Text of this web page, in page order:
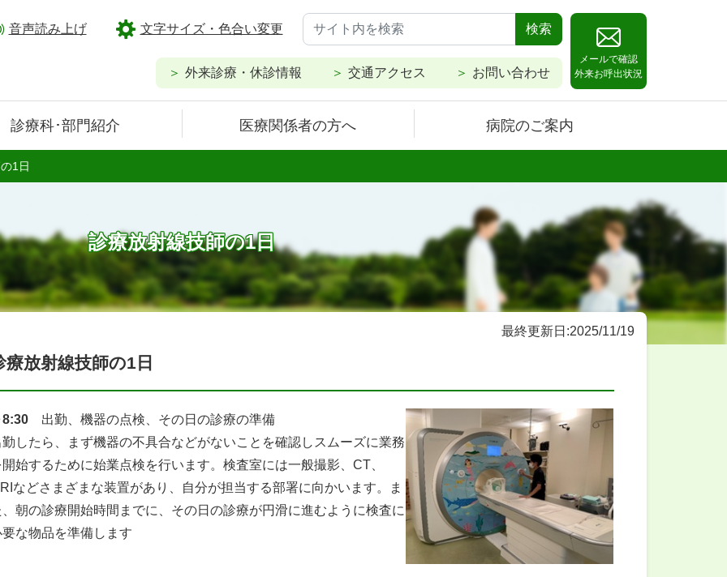
音声読み上げ 文字サイズ・色合い変更 検索
外来診療・休診情報 交通アクセス お問い合わせ
メールで確認
外来お呼出状況
診療科･部門紹介 医療関係者の方へ 病院のご案内
1日
診療放射線技師の1日
最終更新日:2025/11/19
療放射線技師の1日
出勤、機器の点検、その日の診療の準備
したら、まず機器の不具合などがないことを確認しスムーズに業務
始するために始業点検を行います。検査室には一般撮影、CT、
などさまざまな装置があり、自分が担当する部署に向かいます。ま
朝の診療開始時間までに、その日の診療が円滑に進むように検査に
な物品を準備します